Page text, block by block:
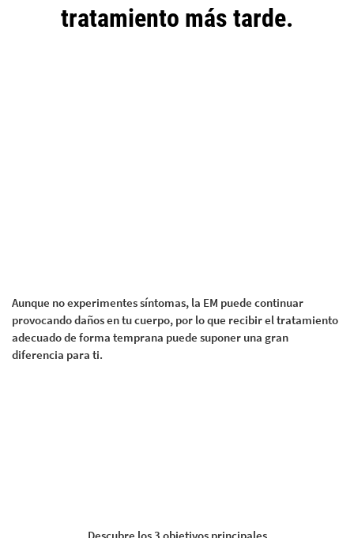
tratamiento más tarde.
Aunque no experimentes síntomas, la EM puede continuar
provocando daños en tu cuerpo, por lo que recibir el tratamiento
adecuado de forma temprana puede suponer una gran
diferencia para ti.